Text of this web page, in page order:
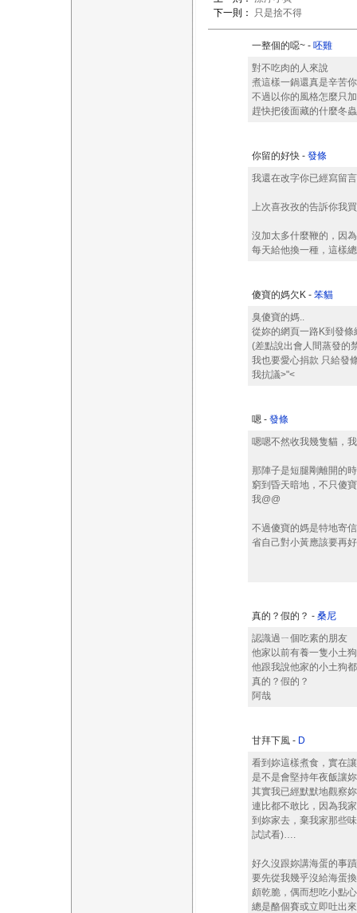
下一則： 只是捨不得
一整個的噁~ - 呸雞
對不吃肉的人來說
煮這樣一鍋還真是辛苦
不過以你的風格怎麼只
趕快把後面藏的什麼冬
你留的好快 - 發條
我還在改字你已經寫留
上次喜孜孜的告訴你我
沒加太多什麼鞭的，因
每天給他換一種，這樣
傻寶的媽欠K - 笨貓
臭傻寶的媽..
從妳的網頁一路K到發條
(差點說出會人間蒸發的
我也要愛心捐款 只給發
我抗議>"<
嗯 - 發條
嗯嗯不然收我幾隻貓，
那陣子是短腿剛離開的
窮到昏天暗地，不只傻
我@@
不過傻寶的媽是特地寄
省自己對小黃應該要再
真的？假的？ - 桑尼
認識過ㄧ個吃素的朋友
他家以前有養一隻小土狗
他跟我說他家的小土狗
真的？假的？
阿哉
甘拜下風 - D
看到妳這樣煮食，實在
是不是會堅持年夜飯讓
其實我已經默默地觀察
連比都不敢比，因為我
到妳家去，棄我家那些
試試看)….
好久沒跟妳講海蛋的事
要先從我幾乎沒給海蛋
頗乾脆，偶而想吃小點
總是酪個賽或立即吐出